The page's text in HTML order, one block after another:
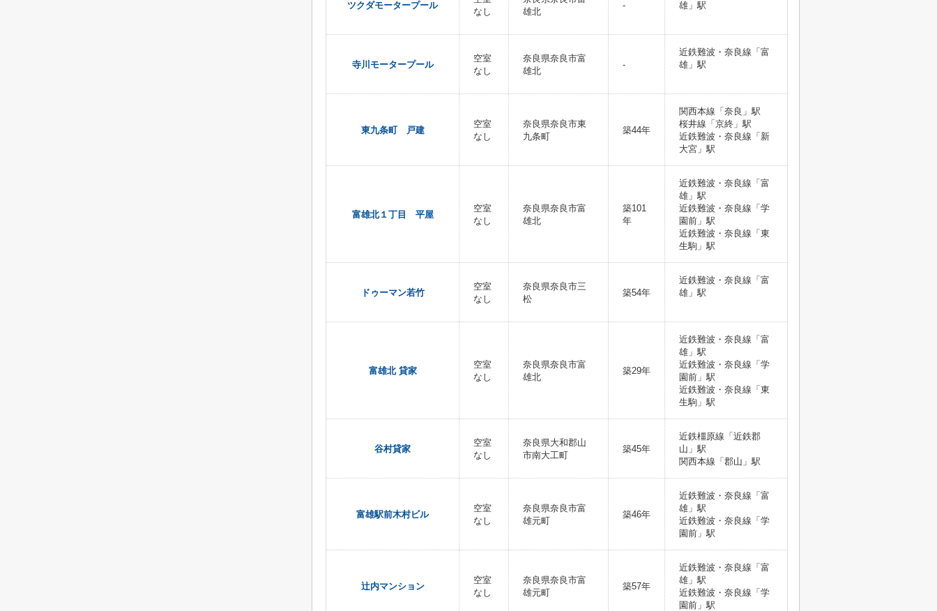
ツクダモータープール
なし
雄北
-
雄」駅
寺川モータープール
空室
なし
奈良県奈良市富
雄北
-
近鉄難波・奈良線「富
雄」駅
東九条町 戸建
空室
なし
奈良県奈良市東
九条町
築44年
関西本線「奈良」駅
桜井線「京終」駅
近鉄難波・奈良線「新
大宮」駅
富雄北１丁目 平屋
空室
なし
奈良県奈良市富
雄北
築101
年
近鉄難波・奈良線「富
雄」駅
近鉄難波・奈良線「学
園前」駅
近鉄難波・奈良線「東
生駒」駅
ドゥーマン若竹
空室
なし
奈良県奈良市三
松
築54年
近鉄難波・奈良線「富
雄」駅
富雄北 貸家
空室
なし
奈良県奈良市富
雄北
築29年
近鉄難波・奈良線「富
雄」駅
近鉄難波・奈良線「学
園前」駅
近鉄難波・奈良線「東
生駒」駅
谷村貸家
空室
なし
奈良県大和郡山
市南大工町
築45年
近鉄橿原線「近鉄郡
山」駅
関西本線「郡山」駅
富雄駅前木村ビル
空室
なし
奈良県奈良市富
雄元町
築46年
近鉄難波・奈良線「富
雄」駅
近鉄難波・奈良線「学
園前」駅
辻内マンション
空室
なし
奈良県奈良市富
雄元町
築57年
近鉄難波・奈良線「富
雄」駅
近鉄難波・奈良線「学
園前」駅